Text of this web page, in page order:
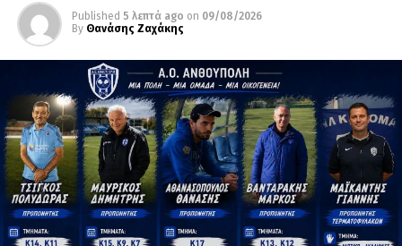
Published 5 λεπτά ago on 09/08/2026
By Θανάσης Ζαχάκης